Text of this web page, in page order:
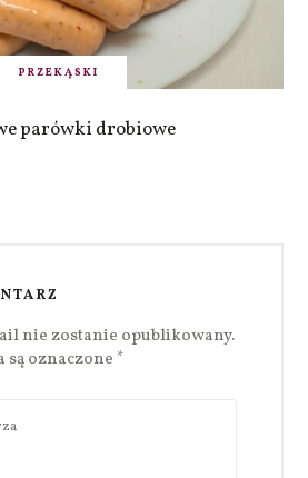
PRZEKĄSKI
parówki drobiowe
nie zostanie opublikowany.
są oznaczone *